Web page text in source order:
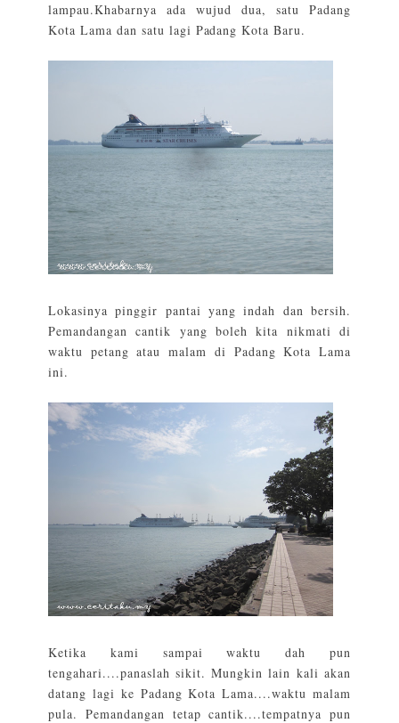
lampau.Khabarnya ada wujud dua, satu Padang
Kota Lama dan satu lagi Padang Kota Baru.
Lokasinya pinggir pantai yang indah dan bersih.
Pemandangan cantik yang boleh kita nikmati di
waktu petang atau malam di Padang Kota Lama
ini.
Ketika kami sampai waktu dah pun
tengahari....panaslah sikit. Mungkin lain kali akan
datang lagi ke Padang Kota Lama....waktu malam
pula. Pemandangan tetap cantik....tempatnya pun